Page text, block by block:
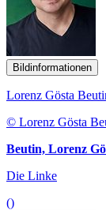
Bildinformationen
Lorenz Gösta
© Lorenz Gösta
Beutin, Lorenz
Die Linke
()